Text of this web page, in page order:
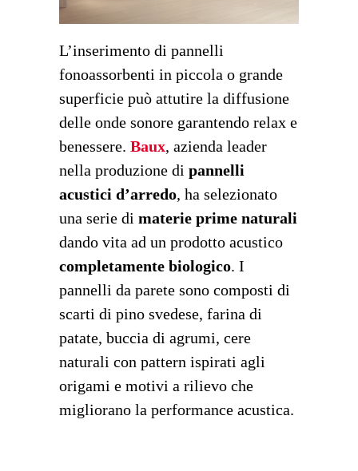
L’inserimento di pannelli
fonoassorbenti in piccola o grande
superficie può attutire la diffusione
delle onde sonore garantendo relax e
benessere. Baux, azienda leader
nella produzione di pannelli
acustici d’arredo, ha selezionato
una serie di materie prime naturali
dando vita ad un prodotto acustico
completamente biologico. I
pannelli da parete sono composti di
scarti di pino svedese, farina di
patate, buccia di agrumi, cere
naturali con pattern ispirati agli
origami e motivi a rilievo che
migliorano la performance acustica.